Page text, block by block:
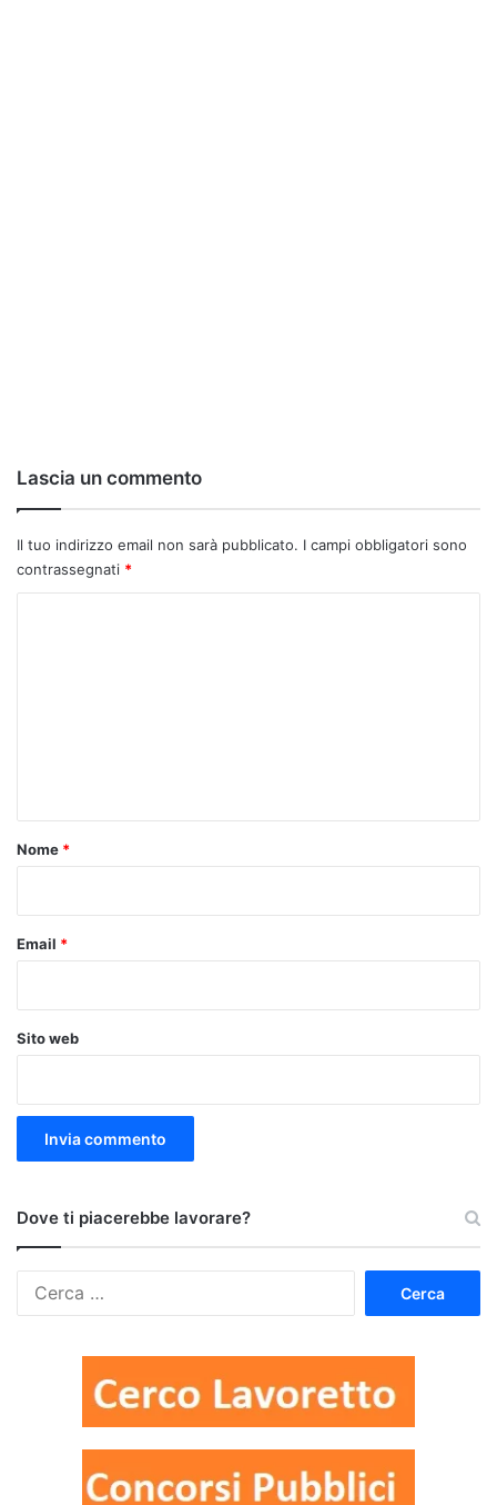
Lascia un commento
Il tuo indirizzo email non sarà pubblicato. I campi obbligatori sono
contrassegnati *
o
Nome *
Email *
Sito web
Dove ti piacerebbe lavorare?